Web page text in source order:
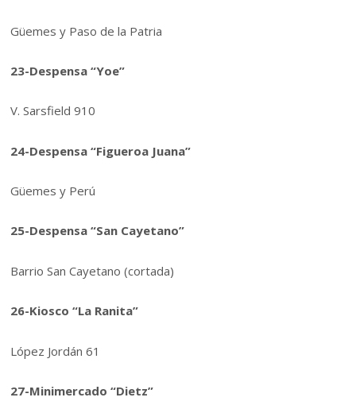
Güemes y Paso de la Patria
23-Despensa “Yoe”
V. Sarsfield 910
24-Despensa “Figueroa Juana”
Güemes y Perú
25-Despensa “San Cayetano”
Barrio San Cayetano (cortada)
26-Kiosco “La Ranita”
López Jordán 61
27-Minimercado “Dietz”